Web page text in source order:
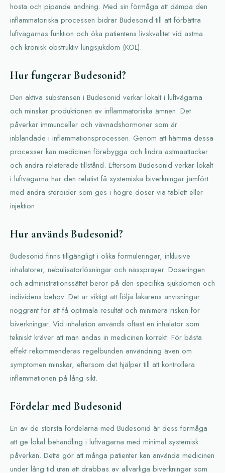
hosta och pipande andning. Med sin förmåga att dämpa den
inflammatoriska processen bidrar Budesonid till att förbättra
luftvägarnas funktion och öka patientens livskvalitet vid astma
och kronisk obstruktiv lungsjukdom (KOL).
Hur fungerar Budesonid?
Den aktiva substansen i Budesonid verkar lokalt i luftvägarna
och minskar produktionen av inflammatoriska ämnen. Det
påverkar immunceller och vävnadshormoner som är
inblandade i inflammationsprocessen. Genom att hämma dessa
processer kan medicinen förebygga och lindra astmaattacker
och andra relaterade tillstånd. Eftersom Budesonid verkar lokalt
i luftvägarna har den relativt få systemiska biverkningar jämfört
med andra steroider som ges i högre doser via tablett eller
injektion.
Hur används Budesonid?
Budesonid finns tillgängligt i olika formuleringar, inklusive
inhalatorer, nebulisatorlösningar och nässprayer. Doseringen
och administrationssättet beror på den specifika sjukdomen och
individens behov. Det är viktigt att följa läkarens anvisningar
noggrant för att få optimala resultat och minimera risken för
biverkningar. Vid inhalation används oftast en inhalator som
tekniskt kräver att man andas in medicinen korrekt. För bästa
effekt rekommenderas regelbunden användning även om
symptomen minskar, eftersom det hjälper till att kontrollera
inflammationen på lång sikt.
Fördelar med Budesonid
En av de största fördelarna med Budesonid är dess förmåga
att ge lokal behandling i luftvägarna med minimal systemisk
påverkan. Detta gör att många patienter kan använda medicinen
under lång tid utan att drabbas av allvarliga biverkningar som